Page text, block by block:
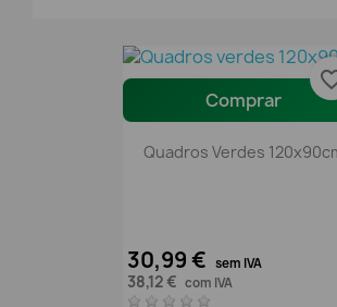
Comprar
Quadros Verdes
30,99 € sem IVA
38,12 € com IVA